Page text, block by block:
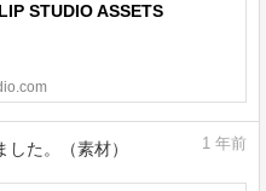
STUDIO ASSETS
た。（素材） 1 年前